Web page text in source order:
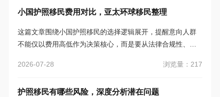
小国护照移民费用对比，亚太环球移民整理
这篇文章围绕小国护照移民的选择逻辑展开，提醒意向人群
不能仅以费用高低作为决策核心，而是要从法律合规性、申
面综合考量，避免因信息失真或片面判断做出错误选择，同
2026-07-28 浏览量：217
护照移民有哪些风险，深度分析潜在问题